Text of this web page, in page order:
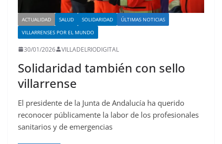
ACTUALIDAD SALUD SOLIDARIDAD
ÚLTIMAS NOTICIAS
VILLARRENSES POR EL MUNDO
30/01/2026 VILLADELRIODIGITAL
Solidaridad también con sello
villarrense
El presidente de la Junta de Andalucía ha querido
reconocer públicamente la labor de los profesionales
sanitarios y de emergencias